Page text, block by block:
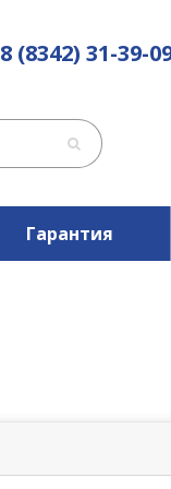
8 (8342) 31-39-
Гарантия